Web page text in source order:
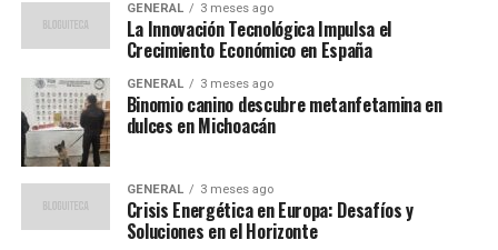
tratar su desnutrición, deshidratación severa y signos
evidentes de desgaste físico extremo.
Una búsqueda masiva y
esperanzadora
La desaparición del niño movilizó a más de 600 personas
de diversas comunidades en una búsqueda incesante.
GENERAL 3 meses ago
La Innovación Tecnológica Impulsa el
Crecimiento Económico en España
GENERAL 3 meses ago
Binomio canino descubre metanfetamina en
dulces en Michoacán
GENERAL 3 meses ago
Crisis Energética en Europa: Desafíos y
Soluciones en el Horizonte